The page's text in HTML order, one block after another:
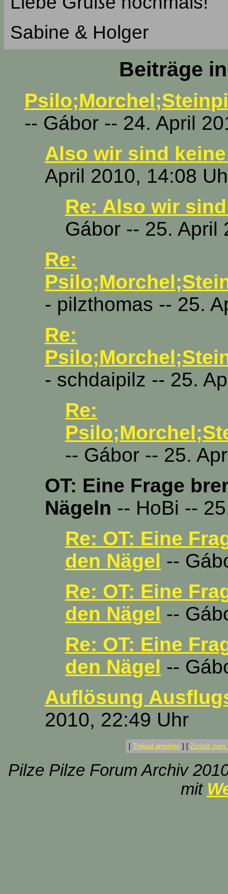
Sabine & Holger
Beiträge
-- Gábor -- 24. April
Also wir sind
April 2010, 14:08
Re: Also wir
Gábor -- 25. April
Re:
- pilzthomas -- 25.
Re:
- schdaipilz -- 25.
Re:
-- Gábor -- 25.
OT: Eine Frage
Nägeln -- HoBi --
Re: OT: Eine
den Nägel --
Re: OT: Eine
den Nägel --
Re: OT: Eine
den Nägel --
Auflösung
2010, 22:49 Uhr
[ Thread ansehen ] [ Zurück zum
Pilze Pilze Forum Archiv
mit